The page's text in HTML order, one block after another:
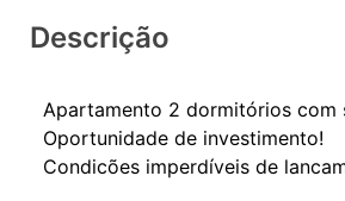
Descrição
Apartamento 2 dormitórios com
Oportunidade de investimento!
Condicões imperdíveis de